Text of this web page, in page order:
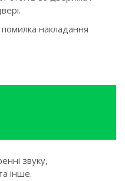
накладання
звуку,
інше.